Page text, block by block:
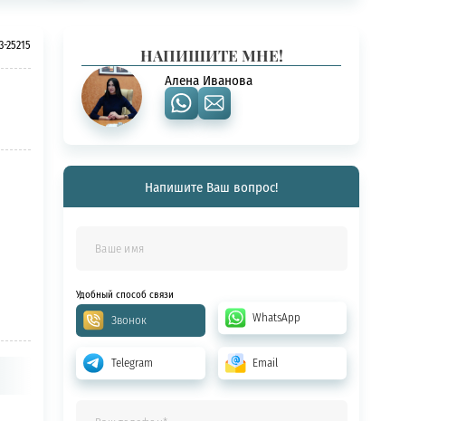
25215 НАПИШИТЕ МНЕ!
Алена Иванова
Напишите Ваш вопрос!
Удобный способ связи
Звонок WhatsApp
Telegram Email